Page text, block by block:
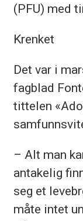
(PFU) med
Krenket
Det var i
fagblad
tittelen
– Alt man
antakelig
seg et
måte intet